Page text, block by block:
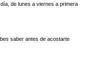
de lunes a viernes a primera
saber antes de acostarte